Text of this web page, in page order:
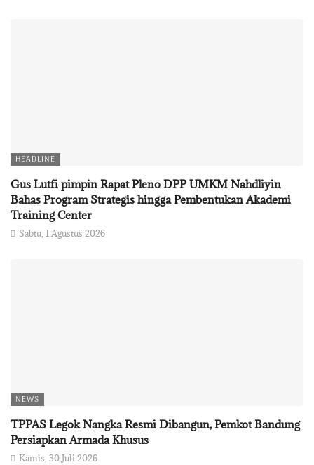
HEADLINE
Gus Lutfi pimpin Rapat Pleno DPP UMKM Nahdliyin
Bahas Program Strategis hingga Pembentukan Akademi
Training Center
Sabtu, 1 Agustus 2026
NEWS
TPPAS Legok Nangka Resmi Dibangun, Pemkot Bandung
Persiapkan Armada Khusus
Kamis, 30 Juli 2026